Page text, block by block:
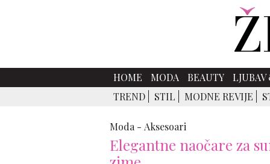
HOME MODA BEAUTY
TREND
STIL MODNE REVIJE
Moda - Aksesoari
Elegantne naočare za